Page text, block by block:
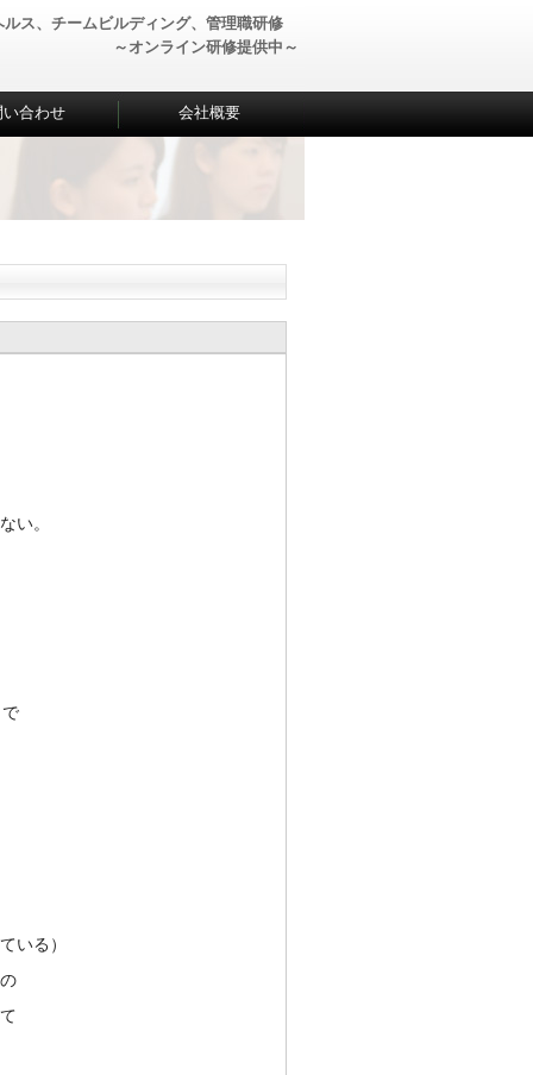
ス、チームビルディング、管理職研修
～オンライン研修提供中～
い合わせ 会社概要
い。
いる）